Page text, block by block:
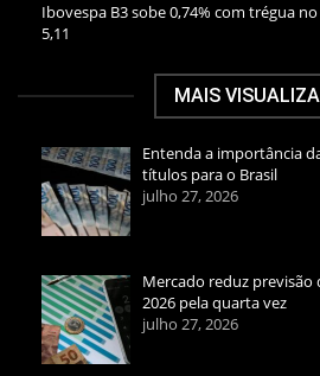
Ibovespa B3 sobe 0,74% com trégua
5,11
MAIS
Entenda a importância
títulos para o Brasil
julho 27, 2026
Mercado reduz previsão
2026 pela quarta vez
julho 27, 2026